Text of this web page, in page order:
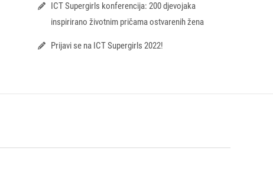
ICT Supergirls konferencija: 200 djevojaka
inspirirano životnim pričama ostvarenih žena
Prijavi se na ICT Supergirls 2022!